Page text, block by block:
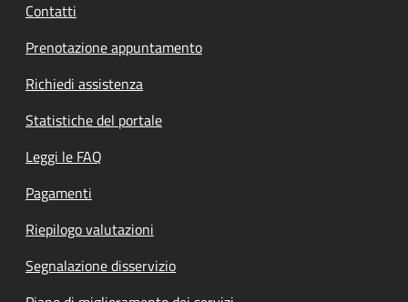
Contatti
Prenotazione appuntamento
Richiedi assistenza
Statistiche del portale
Leggi le FAQ
Pagamenti
Riepilogo valutazioni
Segnalazione disservizio